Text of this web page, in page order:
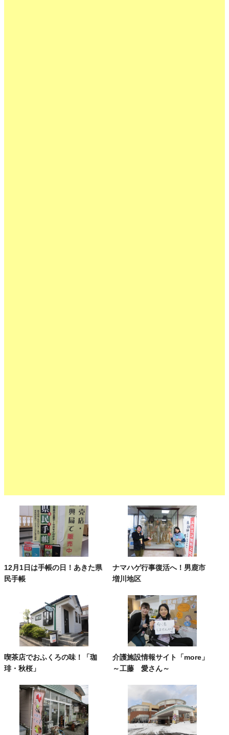
12月1日は手帳の日！あきた県
民手帳
ナマハゲ行事復活へ！男鹿市
増川地区
喫茶店でおふくろの味！「珈
琲・秋桜」
介護施設情報サイト「more」
～工藤 愛さん～